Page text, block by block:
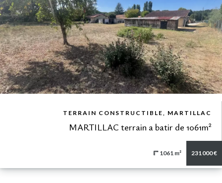
VUE DÉTAILLÉETERRAIN CONSTRUCTIBLE, MARTILLAC
MARTILLAC terrain a batir de 1061m²
1061 m² 231 000 €